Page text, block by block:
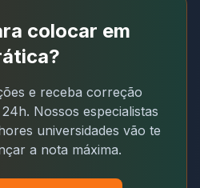
colocar em
e receba correção
Nossos especialistas
universidades vão te
a nota máxima.